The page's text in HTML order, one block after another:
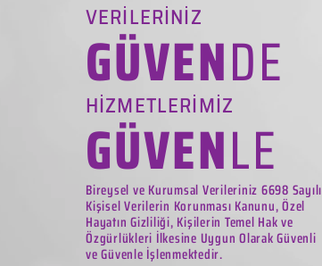
VERİLERİNİZ
GÜVENDE
HİZMETLERİMİZ
GÜVENLE
Bireysel ve Kurumsal Verileriniz 6698 Sayılı
Kişisel Verilerin Korunması Kanunu, Özel
Hayatın Gizliliği, Kişilerin Temel Hak ve
Özgürlükleri İlkesine Uygun Olarak Güvenli
ve Güvenle İşlenmektedir.